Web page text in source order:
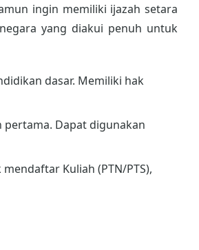
ingin memiliki ijazah setara
yang diakui penuh untuk
dasar. Memiliki hak
Dapat digunakan
Kuliah (PTN/PTS),